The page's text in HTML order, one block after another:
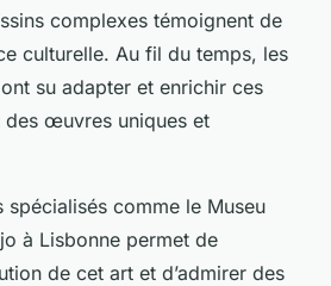
complexes témoignent de
culturelle. Au fil du temps, les
su adapter et enrichir ces
des œuvres uniques et
spécialisés comme le Museu
à Lisbonne permet de
de cet art et d’admirer des